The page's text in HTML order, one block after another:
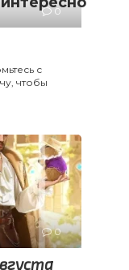
0
с
чтобы
0